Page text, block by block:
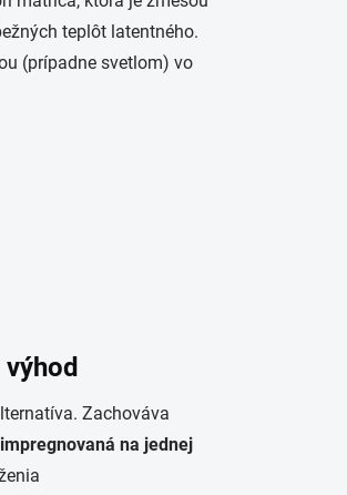
teplôt latentného.
(prípadne svetlom) vo
Zachováva
na jednej